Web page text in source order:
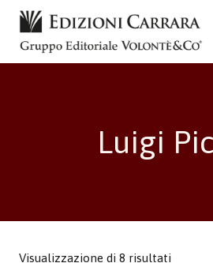
Salta
contenuto
Luigi
Visualizzazione di 8 risultati